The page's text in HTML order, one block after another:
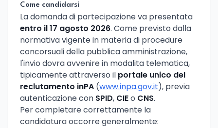
Come candidarsi
La domanda di partecipazione va presentata
entro il 17 agosto 2026. Come previsto dalla
normativa vigente in materia di procedure
concorsuali della pubblica amministrazione,
l'invio dovra avvenire in modalita telematica,
tipicamente attraverso il portale unico del
reclutamento inPA (www.inpa.gov.it), previa
autenticazione con SPID, CIEo CNS.
Per completare correttamente la
candidatura occorre generalmente: